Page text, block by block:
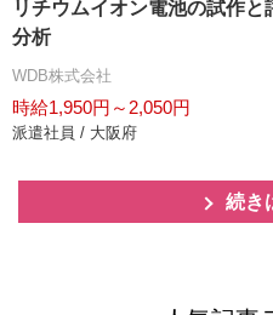
リチウムイオン電池の試作
分析
WDB株式会社
時給1,950円～2,050円
派遣社員 / 大阪府
続き